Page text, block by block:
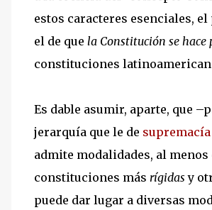
estos caracteres esenciales,
el de que la Constitución se hace
constituciones
Es dable asumir, aparte, que
jerarquía que le de
admite modalidades, al
constituciones más rígidas y
puede dar lugar a diversas